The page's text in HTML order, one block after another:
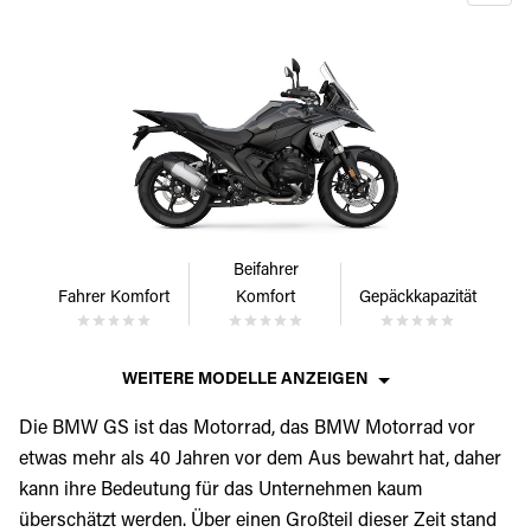
Fahrer Komfort
Beifahrer
Komfort
Gepäckkapazität
WEITERE MODELLE ANZEIGEN
Die BMW GS ist das Motorrad, das BMW Motorrad vor
etwas mehr als 40 Jahren vor dem Aus bewahrt hat, daher
kann ihre Bedeutung für das Unternehmen kaum
überschätzt werden. Über einen Großteil dieser Zeit stand